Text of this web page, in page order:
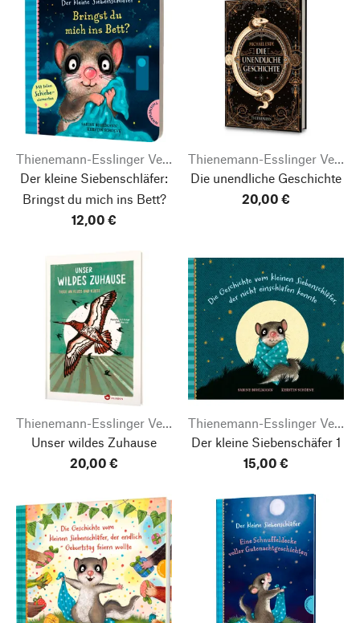
Thienemann-Esslinger Verlag
Der kleine Siebenschläfer:
Bringst du mich ins Bett?
12,00 €
Thienemann-Esslinger Verlag
Die unendliche Geschichte
20,00 €
Thienemann-Esslinger Verlag
Unser wildes Zuhause
20,00 €
Thienemann-Esslinger Verlag
Der kleine Siebenschäfer 1
15,00 €